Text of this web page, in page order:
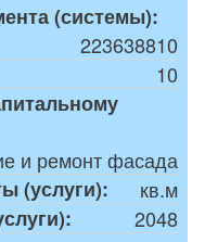
(системы):
223638810
10
и ремонт фасада
(услуги):
кв.м
2048